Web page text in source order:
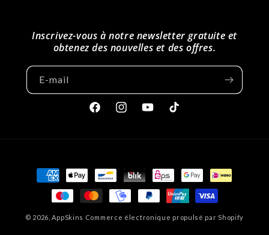
Inscrivez-vous à notre newsletter gratuite et
obtenez des nouvelles et des offres.
E-mail
FacebookInstagramYoutubeTiktok
Méthodes
paiement
© 2026,AppSkins Commerce électronique propulsé par Shopify